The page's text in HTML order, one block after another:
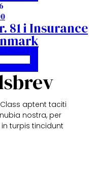
81 i Insurance
aptent taciti
nostra, per
turpis tincidunt